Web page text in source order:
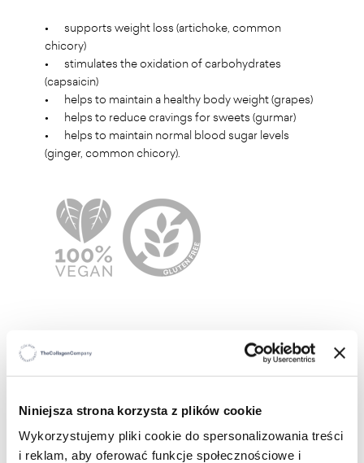
Niniejsza strona korzysta z plików cookie
Wykorzystujemy pliki cookie do spersonalizowania treści
i reklam, aby oferować funkcje społecznościowe i
•
supports weight loss (artichoke, common
chicory)
•
stimulates the oxidation of carbohydrates
(capsaicin)
•
helps to maintain a healthy body weight (grapes)
•
helps to reduce cravings for sweets (gurmar)
•
helps to maintain normal blood sugar levels
(ginger, common chicory).